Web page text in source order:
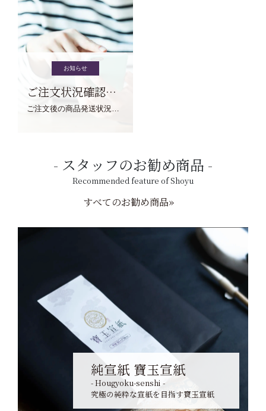
お知らせ
ご注文状況確認について
ご注文後の商品発送状況については、こちらからご確認くださいませ。
スタッフのお勧め商品
Recommended feature of Shoyu
すべてのお勧め商品»
純宣紙 寶玉宣紙
- Hougyoku-senshi -
究極の純粋な宣紙を目指す寶玉宣紙